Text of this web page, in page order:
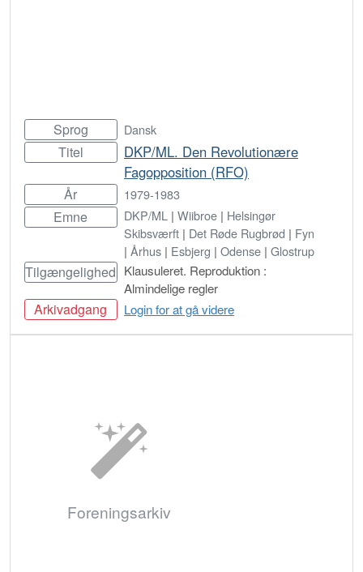
Sprog Dansk
Titel
DKP/ML. Den Revolutionære
Fagopposition (RFO)
År 1979-1983
Emne DKP/ML | Wiibroe | Helsingør
Skibsværft | Det Røde Rugbrød | Fyn
| Århus | Esbjerg | Odense | Glostrup
Tilgængelighed Klausuleret. Reproduktion :
Almindelige regler
Arkivadgang Login for at gå videre
Bestil
Foreningsarkiv